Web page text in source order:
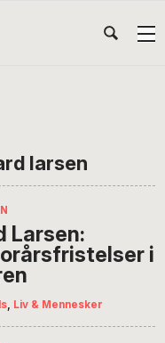
larsen
Larsen:
i
, Liv & Mennesker